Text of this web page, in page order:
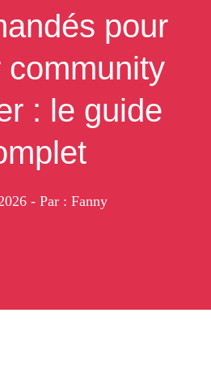
pour
community
: le guide
- Par : Fanny